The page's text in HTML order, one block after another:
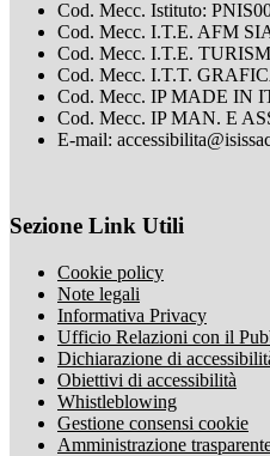
Cod. Mecc. Istituto:
Cod. Mecc. I.T.E. AFM
Cod. Mecc. I.T.E.
Cod. Mecc. I.T.T.
Cod. Mecc. IP MADE IN
Cod. Mecc. IP MAN. E
E-mail:
Sezione Link Utili
Cookie policy
Note legali
Informativa Privacy
Ufficio Relazioni con il
Dichiarazione di
Obiettivi di accessibilità
Whistleblowing
Gestione consensi cookie
Amministrazione